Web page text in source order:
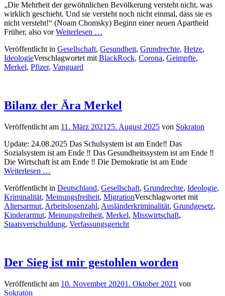
„Die Mehrheit der gewöhnlichen Bevölkerung versteht nicht, was
wirklich geschieht. Und sie versteht noch nicht einmal, dass sie es
nicht versteht!“ (Noam Chomsky) Beginn einer neuen Apartheid
Früher, also vorWeiterlesen …
Veröffentlicht in Gesellschaft, Gesundheit, Grundrechte, Hetze,
IdeologieVerschlagwortet mit BlackRock, Corona, Geimpfte,
Merkel, Pfizer, Vanguard
Bilanz der Ära Merkel
Veröffentlicht am 11. März 2021 25. August 2025 von Sokraton
Update: 24.08.2025 Das Schulsystem ist am Ende‼️ Das
Sozialsystem ist am Ende ‼️ Das Gesundheitssystem ist am Ende ‼️
Die Wirtschaft ist am Ende ‼️ Die Demokratie ist am Ende
Weiterlesen …
Veröffentlicht in Deutschland, Gesellschaft, Grundrechte, Ideologie,
Kriminalität, Meinungsfreiheit, MigrationVerschlagwortet mit
Altersarmut, Arbeitslosenzahl, Ausländerkriminalität, Grundgesetz,
Kinderarmut, Meinungsfreiheit, Merkel, Misswirtschaft,
Staatsverschuldung, Verfassungsgericht
Der Sieg ist mir gestohlen worden
Veröffentlicht am 10. November 20201. Oktober 2021 von
Sokraton